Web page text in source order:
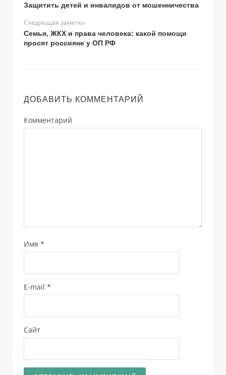
Защитить детей и инвалидов от мошенничества
Следующая заметка
Семья, ЖКХ и права человека: какой помощи
просят россияне у ОП РФ
ДОБАВИТЬ КОММЕНТАРИЙ
Комментарий
Имя *
E-mail *
Сайт